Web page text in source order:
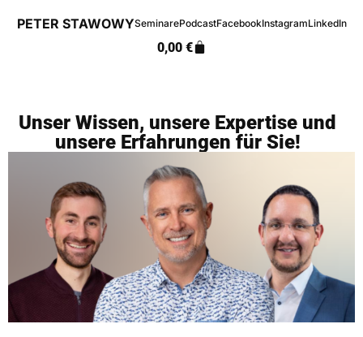
PETER STAWOWYSeminarePodcastFacebookInstagramLinkedIn
0,00 €
Unser Wissen, unsere Expertise und
unsere Erfahrungen für Sie!